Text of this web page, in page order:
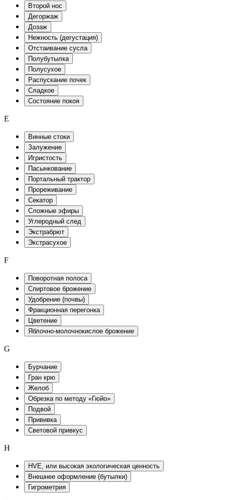
Второй нос
Дегоржаж
Дозаж
Нежность (дегустация)
Отстаивание сусла
Полубутылка
Полусухое
Распускание почек
Сладкое
Состояние покоя
E
Винные стоки
Залужение
Игристость
Пасынкование
Портальный трактор
Прореживание
Секатор
Сложные эфиры
Углеродный след
Экстрабрют
Экстрасухое
F
Поворотная полоса
Спиртовое брожение
Удобрение (почвы)
Фракционная перегонка
Цветение
Яблочно-молочнокислое брожение
G
Бурчание
Гран крю
Желоб
Обрезка по методу «Гюйо»
Подвой
Прививка
Световой привкус
H
HVE, или высокая экологическая ценность
Внешнее оформление (бутылки)
Гигрометрия